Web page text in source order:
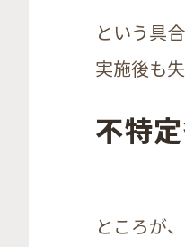
という具
実施後も
不特
ところが